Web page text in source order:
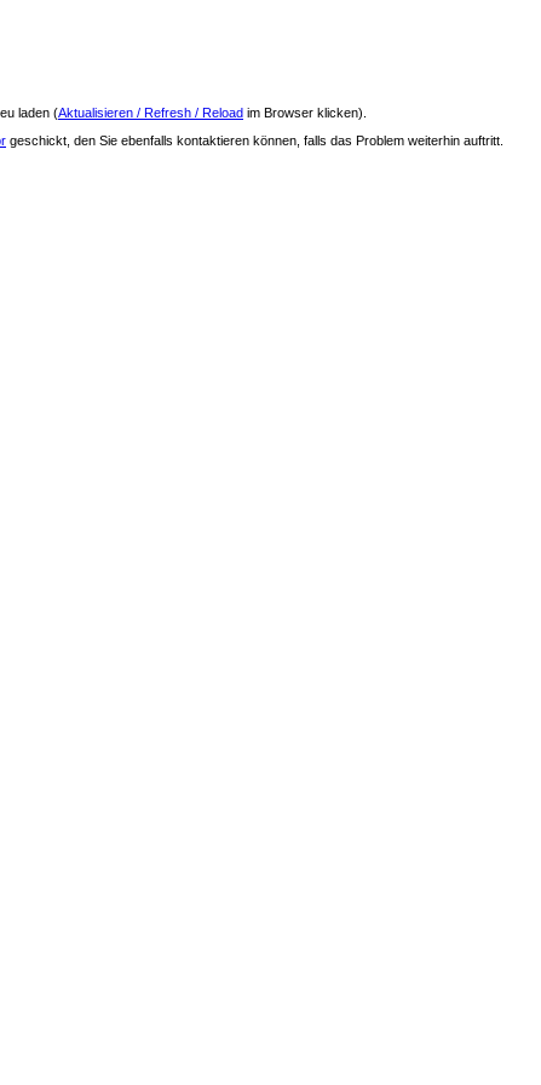
laden (Aktualisieren / Refresh / Reload im Browser klicken).
geschickt, den Sie ebenfalls kontaktieren können, falls das Problem weiterhin auftritt.